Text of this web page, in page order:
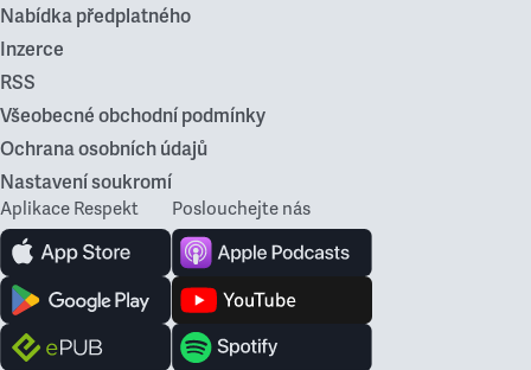
Nabídka předplatného
Inzerce
RSS
Všeobecné obchodní podmínky
Ochrana osobních údajů
Nastavení soukromí
Aplikace Respekt Poslouchejte nás